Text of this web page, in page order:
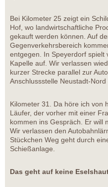
Bei Kilometer 25 zeigt ein
Hof, wo landwirtschaftliche
gekauft werden können. Auf
Gegenverkehrsbereich
entgegen. In Speyerdorf spielt
Kapelle auf. Wir verlassen
kurzer Strecke parallel zur
Anschlussstelle Neustadt-Nord
Kilometer 31. Da höre ich von
Läufer, der vorher mit einer
kommen ins Gespräch. Er will
Wir verlassen den
Stückchen Weg geht durch
Schießanlage.
Das geht auf keine